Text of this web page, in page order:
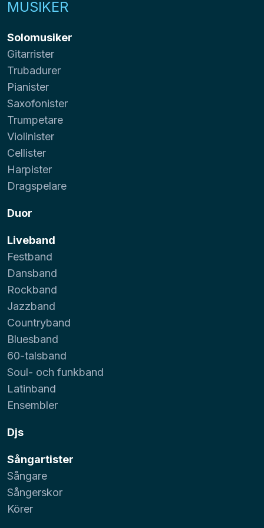
MUSIKER
Solomusiker
Gitarrister
Trubadurer
Pianister
Saxofonister
Trumpetare
Violinister
Cellister
Harpister
Dragspelare
Duor
Liveband
Festband
Dansband
Rockband
Jazzband
Countryband
Bluesband
60-talsband
Soul- och funkband
Latinband
Ensembler
Djs
Sångartister
Sångare
Sångerskor
Körer